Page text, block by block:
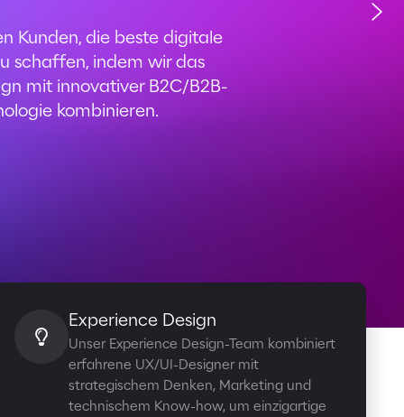
Kunden, die beste digitale
schaffen, indem wir das
mit innovativer B2C/B2B-
kombinieren.
Experience Design
Unser Experience Design-Team kombiniert
erfahrene UX/UI-Designer mit
strategischem Denken, Marketing und
technischem Know-how, um einzigartige